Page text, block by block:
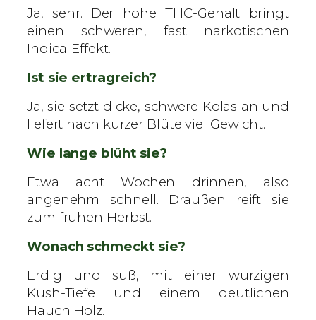
Ja, sehr. Der hohe THC-Gehalt bringt
einen schweren, fast narkotischen
Indica-Effekt.
Ist sie ertragreich?
Ja, sie setzt dicke, schwere Kolas an und
liefert nach kurzer Blüte viel Gewicht.
Wie lange blüht sie?
Etwa acht Wochen drinnen, also
angenehm schnell. Draußen reift sie
zum frühen Herbst.
Wonach schmeckt sie?
Erdig und süß, mit einer würzigen
Kush-Tiefe und einem deutlichen
Hauch Holz.